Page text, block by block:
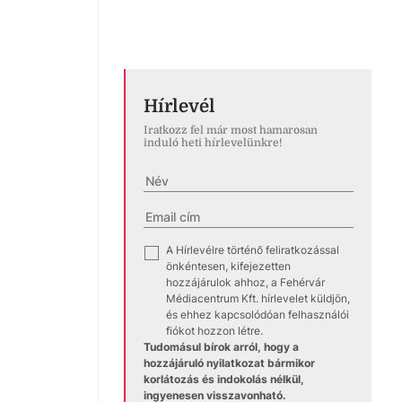
Hírlevél
Iratkozz fel már most hamarosan
induló heti hírlevelünkre!
✓
A Hírlevélre történő feliratkozással
önkéntesen, kifejezetten
hozzájárulok ahhoz, a Fehérvár
Médiacentrum Kft. hírlevelet küldjön,
és ehhez kapcsolódóan felhasználói
fiókot hozzon létre.
Tudomásul bírok arról, hogy a
hozzájáruló nyilatkozat bármikor
korlátozás és indokolás nélkül,
ingyenesen visszavonható.